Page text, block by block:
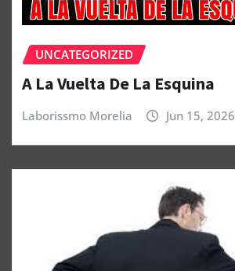
UNCATEGORIZED
A La Vuelta De La Esquina
Laborissmo Morelia Jun 15, 2026